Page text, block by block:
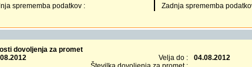
sprememba podatkov :
Zadnja sprememba
dovoljenja za promet
Velja do :
04.08.2012